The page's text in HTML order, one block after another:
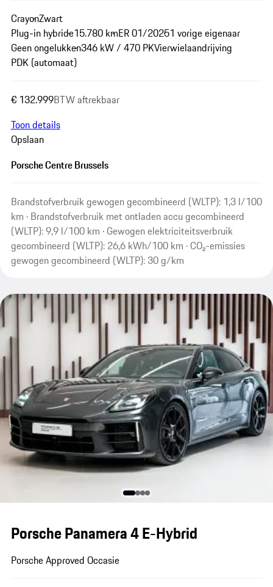
CrayonZwart
Plug-in hybride15.780 kmER 01/20251 vorige eigenaar
Geen ongelukken346 kW / 470 PKVierwielaandrijving
PDK (automaat)
€ 132.999BTW aftrekbaar
Toon details
Opslaan
Porsche Centre Brussels
Brandstofverbruik gewogen gecombineerd (WLTP): 1,3 l/100
km · Brandstofverbruik met ontladen accu gecombineerd
(WLTP): 9,9 l/100 km · Gewogen elektriciteitsverbruik
gecombineerd (WLTP): 26,6 kWh/100 km · CO₂-emissies
gewogen gecombineerd (WLTP): 30 g/km
Porsche Panamera 4 E-Hybrid
Porsche Approved Occasie